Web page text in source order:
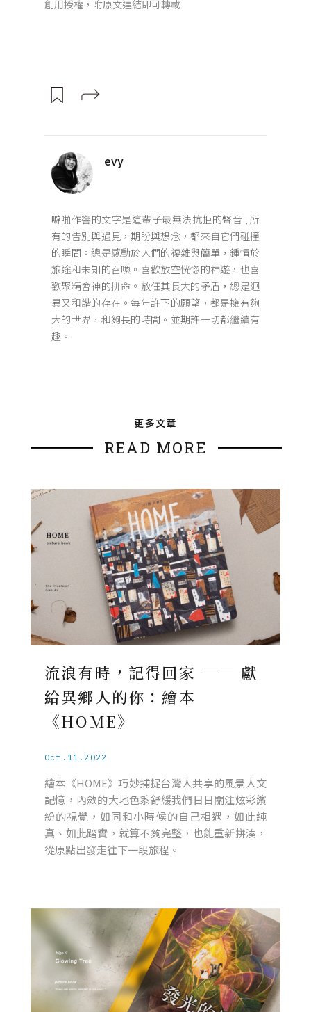
創用授權，附原文連結即可轉載
evy
噼啪作響的文字是這輩子最無法抗拒的聲音 ; 所
有的告別與遇見，期盼與想念，都來自它們碰撞
的瞬間。總是感動於人們的複雜與簡單，鍾情於
旅途和未知的召喚。喜歡放空恍惚的神遊，也喜
歡聚精會神的拼命。放任其長大的矛盾，總是迥
異又和諧的存在。每年許下的願望，都是擁有夠
大的世界，和夠長的時間。並期許一切都繼續有
趣。
更多文章
READ MORE
流浪有時，記得回家 ── 獻
給異鄉人的你：繪本
《HOME》
Oct.11.2022
繪本《HOME》巧妙捕捉台灣人共享的風景人文
記憶，內斂的大地色系舒緩我們日日關注炫彩繽
紛的視覺，如同和小時候的自己相遇，如此純
真、如此踏實，就算不夠完整，也能重新拼湊，
從原點出發走往下一段旅程。